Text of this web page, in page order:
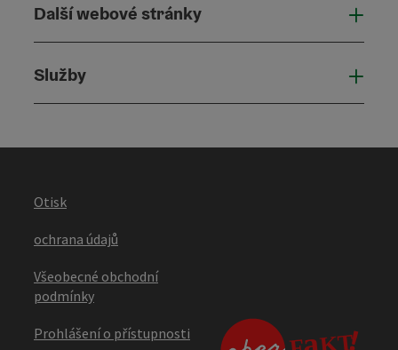
Další webové stránky
Služby
Otisk
ochrana údajů
Všeobecné obchodní
podmínky
Prohlášení o přístupnosti